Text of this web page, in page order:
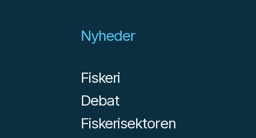
Nyheder
Fiskeri
Debat
Fiskerisektoren